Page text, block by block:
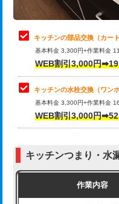
給水管工事※（塩ビ管（
用/3ｍまで)
給水管工事※（塩ビ管（
用（追加）/3ｍ超え)
給水管工事※（ライニン
管・ポリ管・HT管使用/3
管・ポリ管・HT管使用/3
排水管工事（土の掘削・埋
止水・漏水調査・防水処
理・調整・分解・加工など
止水・漏水調査・防水処
理・調整・分解・加工な
お風呂タンク脱着
その他部品の脱着
キッチンの部品交換（カー
基本料金 3,300円+作業料金
WEB割引3,000円
キッチンの水栓交換（ワン
基本料金 3,300円+作業料金
WEB割引3,000円
キッチンつまり・水
作業内容